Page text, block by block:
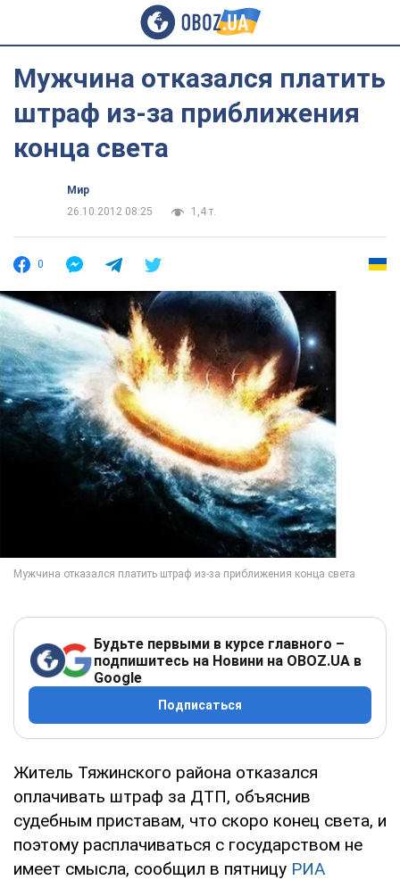
Мужчина отказался платить
штраф из-за приближения
конца света
Мир
26.10.2012 08:25
1,4 т.
0
Будьте первыми в курсе главного –
подпишитесь на Новини на OBOZ.UA в
Google
Подписаться
Житель Тяжинского района отказался
оплачивать штраф за ДТП, объяснив
судебным приставам, что скоро конец света, и
поэтому расплачиваться с государством не
имеет смысла, сообщил в пятницу РИА